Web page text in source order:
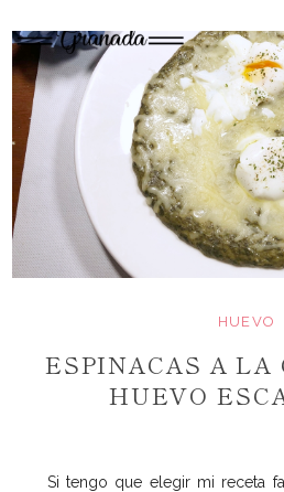
HUEVO
ESPINACAS A LA
HUEVO
Si tengo que elegir mi receta